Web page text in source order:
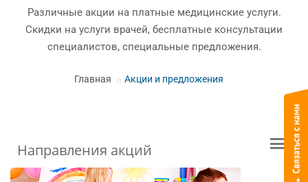
Различные акции на платные медицинские услуги.
Скидки на услуги врачей, бесплатные консультации
специалистов, специальные предложения.
Главная Акции и предложения
Направления акций